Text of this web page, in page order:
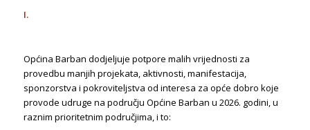
I.
Općina Barban dodjeljuje potpore malih vrijednosti za
provedbu manjih projekata, aktivnosti, manifestacija,
sponzorstva i pokroviteljstva od interesa za opće dobro koje
provode udruge na području Općine Barban u 2026. godini, u
raznim prioritetnim područjima, i to: